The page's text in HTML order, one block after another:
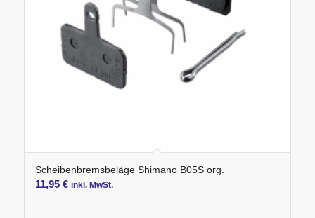
Scheibenbremsbeläge Shimano B05S org.
11,95 € inkl. MwSt.